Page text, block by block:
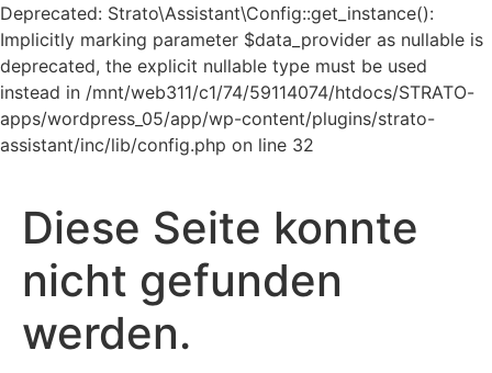
Deprecated: Strato\Assistant\Config::get_instance():
Implicitly marking parameter $data_provider as nullable is
deprecated, the explicit nullable type must be used
instead in /mnt/web311/c1/74/59114074/htdocs/STRATO-
apps/wordpress_05/app/wp-content/plugins/strato-
assistant/inc/lib/config.php on line 32
Diese Seite konnte
nicht gefunden
werden.